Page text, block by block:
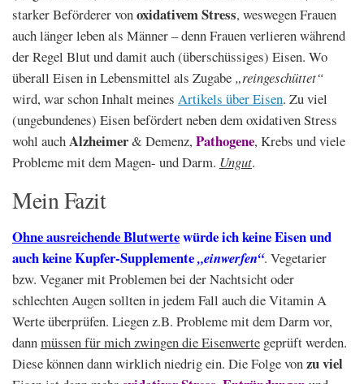
starker Beförderer von oxidativem Stress, weswegen Frauen
auch länger leben als Männer – denn Frauen verlieren während
der Regel Blut und damit auch (überschüssiges) Eisen. Wo
überall Eisen in Lebensmittel als Zugabe „reingeschüttet“
wird, war schon Inhalt meines Artikels über Eisen. Zu viel
(ungebundenes) Eisen befördert neben dem oxidativen Stress
wohl auchAlzheimer& Demenz, Pathogene, Krebs und viele
Probleme mit dem Magen- und Darm. Ungut.
Mein Fazit
Ohne ausreichende Blutwertewürde ich keine Eisen und
auch keine Kupfer-Supplemente„einwerfen“. Vegetarier
bzw. Veganer mit Problemen bei der Nachtsicht oder
schlechten Augen sollten in jedem Fall auch die Vitamin A
Werte überprüfen. Liegen z.B. Probleme mit dem Darm vor,
dannmüssen für mich zwingen die Eisenwerte geprüft werden.
Diese können dann wirklich niedrig ein. Die Folge vonzu viel